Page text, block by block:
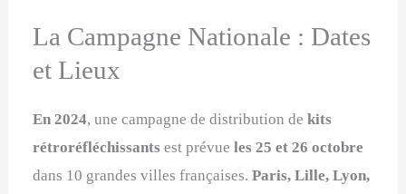
La Campagne Nationale : Dates
et Lieux
En 2024, une campagne de distribution dekits
rétroréfléchissants est prévueles 25 et 26 octobre
dans 10 grandes villes françaises.Paris, Lille, Lyon,